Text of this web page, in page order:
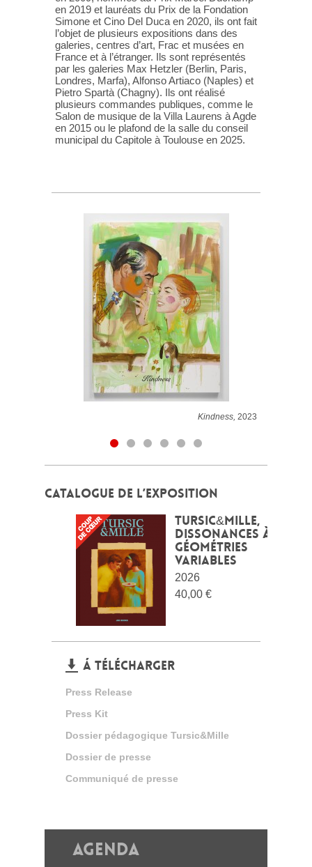
en 2019 et lauréats du Prix de la Fondation
Simone et Cino Del Duca en 2020, ils ont fait
l’objet de plusieurs expositions dans des
galeries, centres d’art, Frac et musées en
France et à l’étranger. Ils sont représentés
par les galeries Max Hetzler (Berlin, Paris,
Londres, Marfa), Alfonso Artiaco (Naples) et
Pietro Spartà (Chagny). Ils ont réalisé
plusieurs commandes publiques, comme le
Salon de musique de la Villa Laurens à Agde
en 2015 ou le plafond de la salle du conseil
municipal du Capitole à Toulouse en 2025.
Kindness, 2023
CATALOGUE DE L’EXPOSITION
Tursic&Mille,
Dissonances à
géométries
variables
2026
40,00 €
Á TÉLÉCHARGER
Press Release
Press Kit
Dossier pédagogique Tursic&Mille
Dossier de presse
Communiqué de presse
Agenda